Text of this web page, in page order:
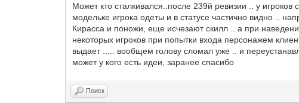
Может кто сталкивался..после 239й ревизии .. у
модельке игрока одеты и в статусе частично видно ..
Кирасса и поножи, еще исчезают скилл .. а при
некоторых игроков при попытки входа персонажем
выдает ..... вообщем голову сломал уже .. и
может у кого есть идеи, заранее спасибо
Поиск